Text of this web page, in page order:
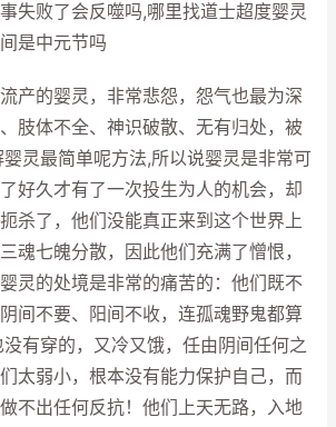
败了会反噬吗,哪里找道士超度婴灵
是中元节吗
的婴灵，非常悲怨，怨气也最为深
肢体不全、神识破散、无有归处，被
灵最简单呢方法,所以说婴灵是非常可
好久才有了一次投生为人的机会，却
杀了，他们没能真正来到这个世界上
魂七魄分散，因此他们充满了憎恨，
灵的处境是非常的痛苦的：他们既不
间不要、阳间不收，连孤魂野鬼都算
有穿的，又冷又饿，任由阴间任何之
太弱小，根本没有能力保护自己，而
不出任何反抗！他们上天无路，入地